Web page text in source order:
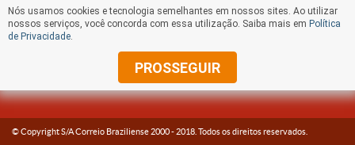
© Copyright S/A Correio Braziliense 2000 -2018 . Todos os direitos reservados.
Nós usamos cookies e tecnologia semelhantes em nossos sites. Ao utilizar
nossos serviços, você concorda com essa utilização. Saiba mais em Política
de Privacidade.
PROSSEGUIR